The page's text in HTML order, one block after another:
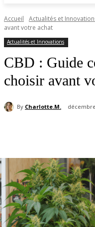
Accueil Actualités et
avant votre achat
Actualités et Innovations
CBD : Guide
choisir avant
By Charlotte.M.